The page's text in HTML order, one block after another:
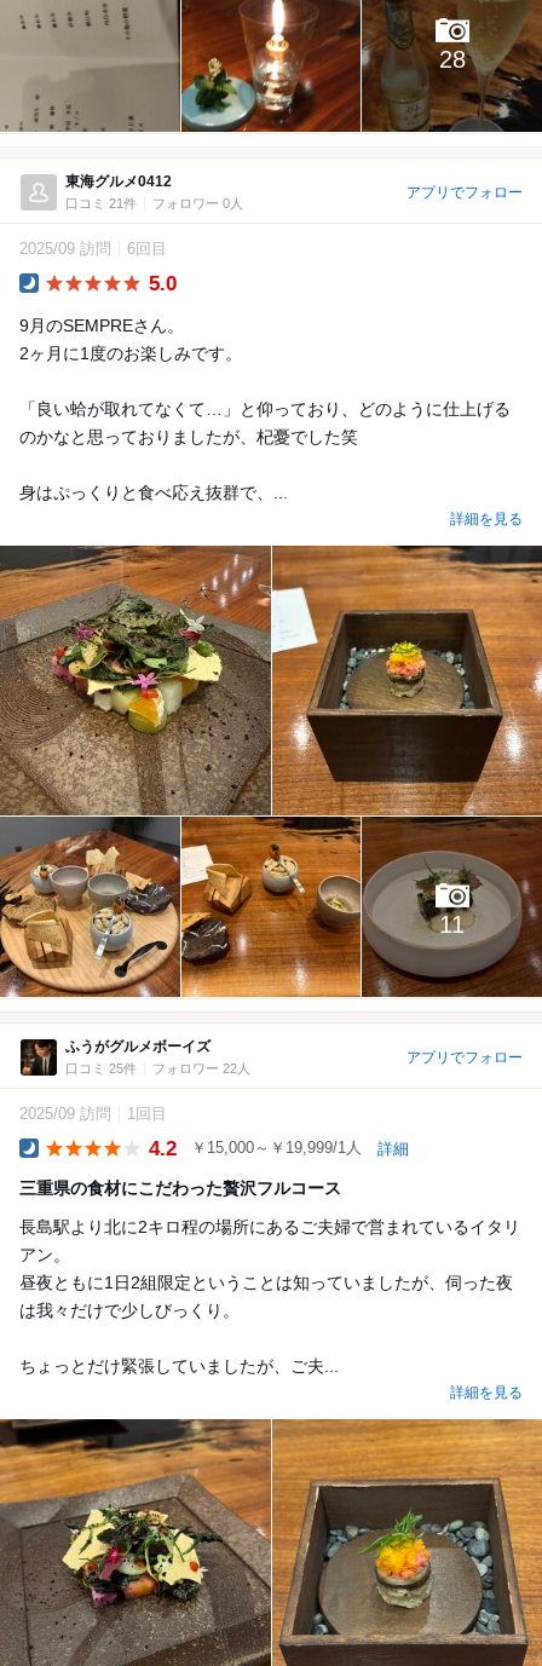
28
東海グルメ0412
口コミ 21件 フォロワー 0人
アプリでフォロー
2025/09 訪問 6回目
5.0
9月のSEMPREさん。
2ヶ月に1度のお楽しみです。
「良い蛤が取れてなくて…」と仰っており、どのように仕上げる
のかなと思っておりましたが、杞憂でした笑
身はぷっくりと食べ応え抜群で、...
詳細を見る
11
ふうがグルメボーイズ
口コミ 25件 フォロワー 22人
アプリでフォロー
2025/09 訪問 1回目
4.2 ￥15,000～￥19,999/1人 詳細
三重県の食材にこだわった贅沢フルコース
長島駅より北に2キロ程の場所にあるご夫婦で営まれているイタリ
アン。
昼夜ともに1日2組限定ということは知っていましたが、伺った夜
は我々だけで少しびっくり。
ちょっとだけ緊張していましたが、ご夫...
詳細を見る